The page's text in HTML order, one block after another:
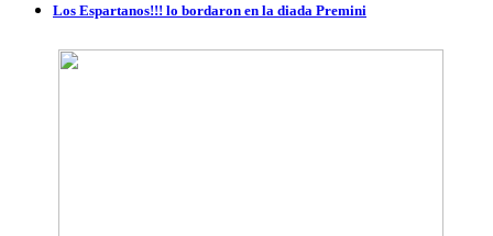
Los Espartanos!!! lo bordaron en la diada Premini